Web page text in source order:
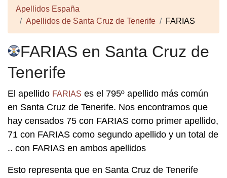
Apellidos España
Apellidos de Santa Cruz de Tenerife
FARIAS
FARIAS en Santa Cruz de
Tenerife
El apellido FARIAS es el 795º apellido más común
en Santa Cruz de Tenerife. Nos encontramos que
hay censados 75 con FARIAS como primer apellido,
71 con FARIAS como segundo apellido y un total de
.. con FARIAS en ambos apellidos
Esto representa que en Santa Cruz de Tenerife